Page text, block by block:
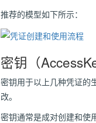
推荐的模型如下所示：
密钥（
密钥用于以上几种凭证的
改。
密钥通常是成对创建和使